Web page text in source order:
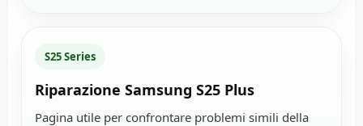
S25 Series
Riparazione Samsung S25 Plus
Pagina utile per confrontare problemi simili della